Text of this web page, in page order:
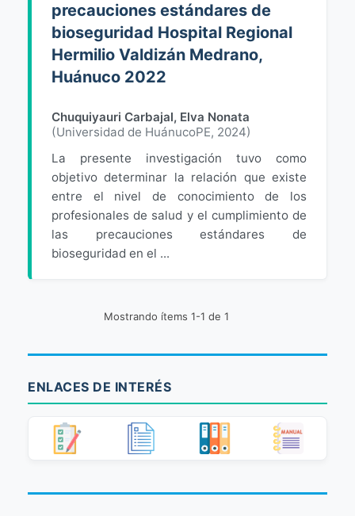
precauciones estándares de
bioseguridad Hospital Regional
Hermilio Valdizán Medrano,
Huánuco 2022
Chuquiyauri Carbajal, Elva Nonata
(Universidad de HuánucoPE, 2024)
La presente investigación tuvo como
objetivo determinar la relación que existe
entre el nivel de conocimiento de los
profesionales de salud y el cumplimiento de
las precauciones estándares de
bioseguridad en el ...
Mostrando ítems 1-1 de 1
ENLACES DE INTERÉS